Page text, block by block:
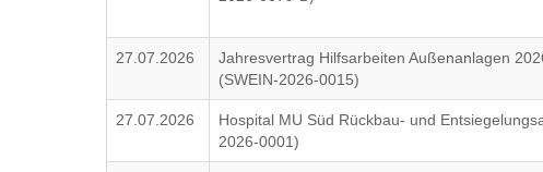
27.07.2026
Jahresvertrag Hilfsarbeiten Außenanlagen
(SWEIN-2026-0015)
27.07.2026
Hospital MU Süd Rückbau- und
2026-0001)